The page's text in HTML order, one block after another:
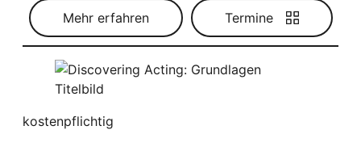
Mehr erfahren Termine
kostenpflichtig